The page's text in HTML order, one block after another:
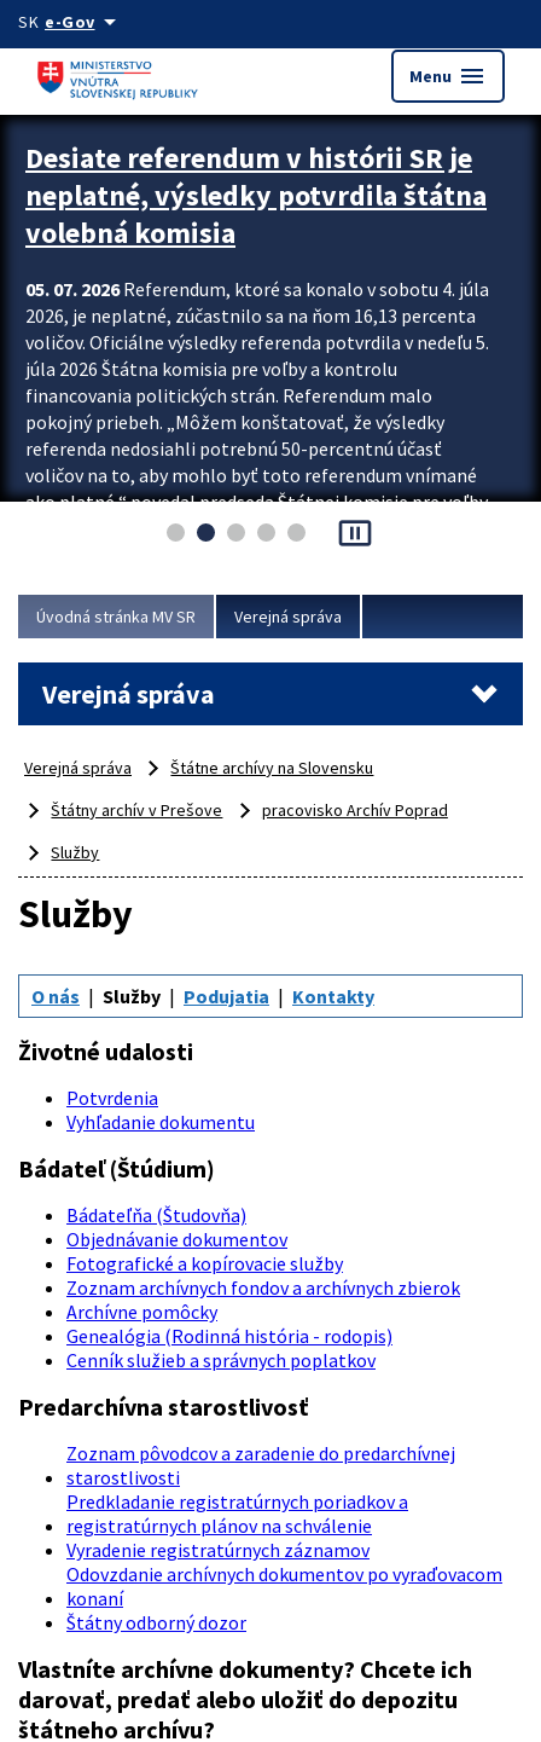
Preskocit na hlavný obsah
SK e-Govarrow_drop_down
Menu menu
Zastavit automatický posun upútavok
Desiate referendum v histórii SR je
neplatné, výsledky potvrdila štátna
volebná komisia
05. 07. 2026Referendum, ktoré sa konalo v sobotu 4. júla
2026, je neplatné, zúčastnilo sa na ňom 16,13 percenta
voličov. Oficiálne výsledky referenda potvrdila v nedeľu 5.
júla 2026 Štátna komisia pre voľby a kontrolu
financovania politických strán. Referendum malo
pokojný priebeh. „Môžem konštatovať, že výsledky
referenda nedosiahli potrebnú 50-percentnú účasť
voličov na to, aby mohlo byť toto referendum vnímané
ako platné,“ povedal predseda Štátnej komisie pre voľby
a kontrolu financovania politických...
pause_presentation
Úvodná stránka MV SR Verejná správa
Verejná správa
Verejná správa
Štátne archívy na Slovensku
Štátny archív v Prešove
pracovisko Archív Poprad
Služby
Služby
O nás Služby Podujatia Kontakty
Životné udalosti
Potvrdenia
Vyhľadanie dokumentu
Bádateľ (Štúdium)
Bádateľňa (Študovňa)
Objednávanie dokumentov
Fotografické a kopírovacie služby
Zoznam archívnych fondov a archívnych zbierok
Archívne pomôcky
Genealógia (Rodinná história - rodopis)
Cenník služieb a správnych poplatkov
Predarchívna starostlivosť
Zoznam pôvodcov a zaradenie do predarchívnej
starostlivosti
Predkladanie registratúrnych poriadkov a
registratúrnych plánov na schválenie
Vyradenie registratúrnych záznamov
Odovzdanie archívnych dokumentov po vyraďovacom
konaní
Štátny odborný dozor
Vlastníte archívne dokumenty? Chcete ich
darovať, predať alebo uložiť do depozitu
štátneho archívu?